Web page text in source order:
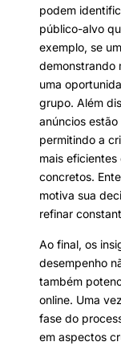
podem
público-alvo
exemplo, se
demonstrando
uma
grupo. Além
anúncios
permitindo a
mais
concretos.
motiva sua
refinar
Ao final, os
desempenho
também
online. Uma
fase do
em aspectos